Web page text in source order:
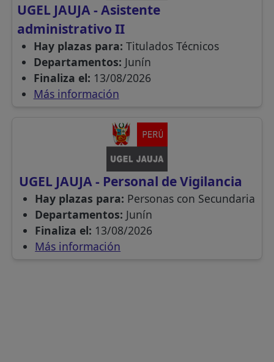
UGEL JAUJA - Asistente
administrativo II
Hay plazas para: Titulados Técnicos
Departamentos: Junín
Finaliza el: 13/08/2026
Más información
UGEL JAUJA - Personal de Vigilancia
Hay plazas para: Personas con Secundaria
Departamentos: Junín
Finaliza el: 13/08/2026
Más información